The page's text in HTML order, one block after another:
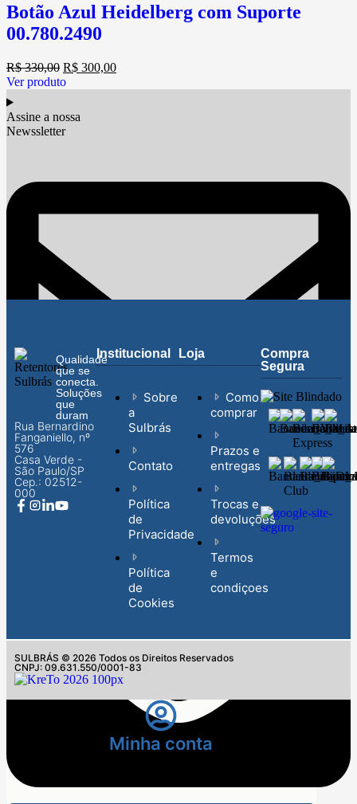
Botão Azul Heidelberg com Suporte
00.780.2490
R$330,00 R$ 300,00
Ver produto
Assine a nossa
Newssletter
Qualidade
que se
conecta.
Soluções
que
duram
Rua Bernardino
Fanganiello, nº
576
Casa Verde -
São Paulo/SP
Cep.: 02512-
000
Institucional
Sobre
a
Sulbrás
Contato
Política
de
Privacidade
Política
de
Cookies
Loja
Como
comprar
Prazos e
entregas
Trocas e
devoluções
Termos
e
condiçoes
Compra
Segura
SULBRÁS © 2026 Todos os Direitos Reservados
CNPJ: 09.631.550/0001-83
Minha conta